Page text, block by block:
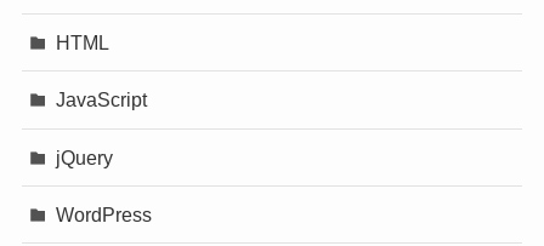
HTML
JavaScript
jQuery
WordPress